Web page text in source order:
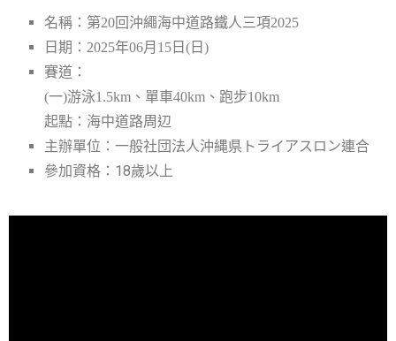
名稱：第20回沖繩海中道路鐵人三項2025
日期：2025年06月15日(日)
賽道：
(一)游泳1.5km、單車40km、跑步10km
起點：海中道路周辺
主辦單位： 一般社団法人沖縄県トライアスロン連合
參加資格：18歲以上